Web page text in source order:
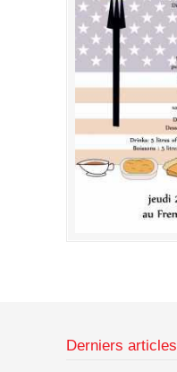
Derniers articles